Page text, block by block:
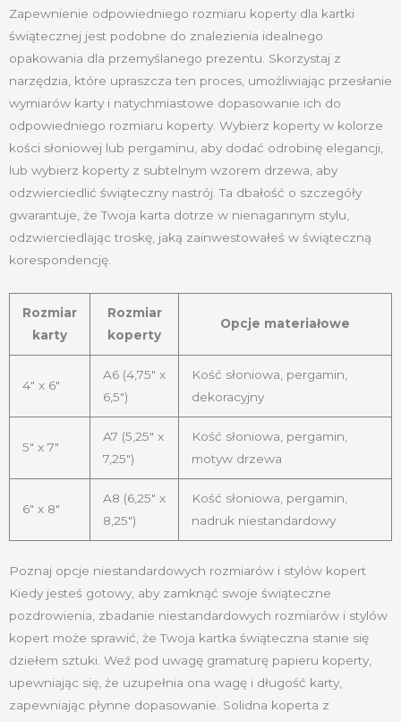
Zapewnienie odpowiedniego rozmiaru koperty dla kartki
świątecznej jest podobne do znalezienia idealnego
opakowania dla przemyślanego prezentu. Skorzystaj z
narzędzia, które upraszcza ten proces, umożliwiając przesłanie
wymiarów karty i natychmiastowe dopasowanie ich do
odpowiedniego rozmiaru koperty. Wybierz koperty w kolorze
kości słoniowej lub pergaminu, aby dodać odrobinę elegancji,
lub wybierz koperty z subtelnym wzorem drzewa, aby
odzwierciedlić świąteczny nastrój. Ta dbałość o szczegóły
gwarantuje, że Twoja karta dotrze w nienagannym stylu,
odzwierciedlając troskę, jaką zainwestowałeś w świąteczną
korespondencję.
Rozmiar
karty
Rozmiar
koperty
Opcje materiałowe
4″ x 6″
A6 (4,75″ x
6,5″)
Kość słoniowa, pergamin,
dekoracyjny
5″ x 7″
A7 (5,25″ x
7,25″)
Kość słoniowa, pergamin,
motyw drzewa
6″ x 8″
A8 (6,25″ x
8,25″)
Kość słoniowa, pergamin,
nadruk niestandardowy
Poznaj opcje niestandardowych rozmiarów i stylów kopert
Kiedy jesteś gotowy, aby zamknąć swoje świąteczne
pozdrowienia, zbadanie niestandardowych rozmiarów i stylów
kopert może sprawić, że Twoja kartka świąteczna stanie się
dziełem sztuki. Weź pod uwagę gramaturę papieru koperty,
upewniając się, że uzupełnia ona wagę i długość karty,
zapewniając płynne dopasowanie. Solidna koperta z